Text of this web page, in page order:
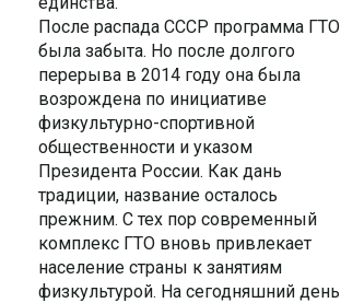
После распада СССР программа ГТО
была забыта. Но после долгого
перерыва в 2014 году она была
возрождена по инициативе
физкультурно-спортивной
общественности и указом
Президента России. Как дань
традиции, название осталось
прежним. С тех пор современный
комплекс ГТО вновь привлекает
население страны к занятиям
физкультурой. На сегодняшний день